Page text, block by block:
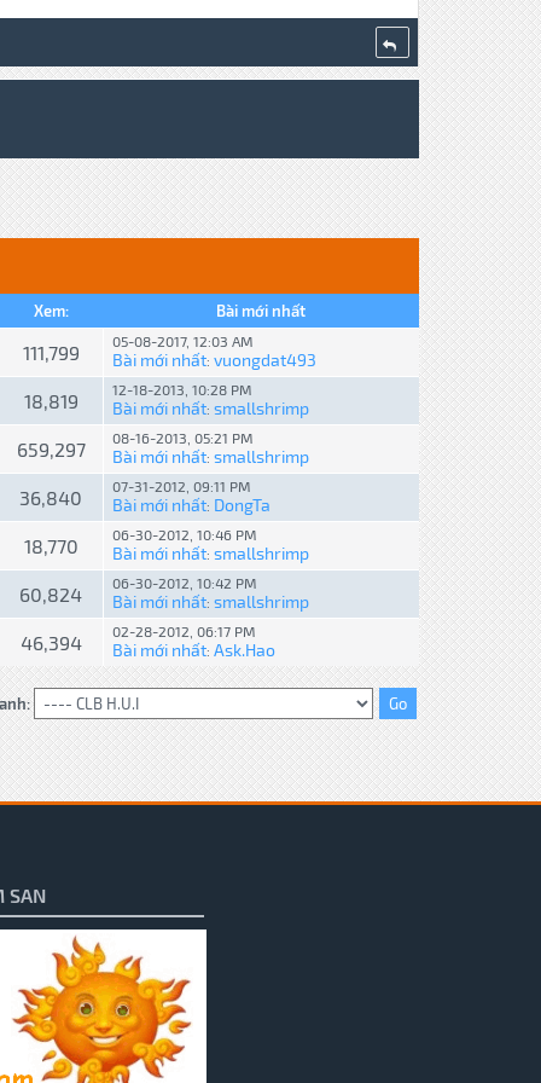
Xem: Bài mới nhất
111,799 05-08-2017, 12:03 AM
Bài mới nhất: vuongdat493
18,819 12-18-2013, 10:28 PM
Bài mới nhất: smallshrimp
659,297 08-16-2013, 05:21 PM
Bài mới nhất: smallshrimp
36,840 07-31-2012, 09:11 PM
Bài mới nhất: DongTa
18,770 06-30-2012, 10:46 PM
Bài mới nhất: smallshrimp
60,824 06-30-2012, 10:42 PM
Bài mới nhất: smallshrimp
46,394 02-28-2012, 06:17 PM
Bài mới nhất: Ask.Hao
SAN